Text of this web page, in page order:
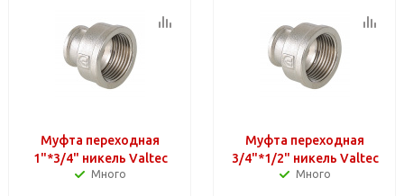
Муфта переходная
1"*3/4" никель Valtec
Много
Муфта переходная
3/4"*1/2" никель Valtec
Много